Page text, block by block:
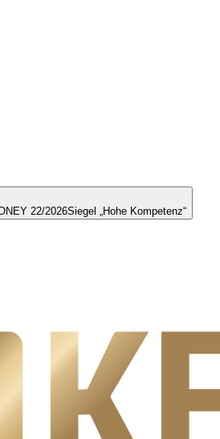
22/2026Siegel „Hohe Kompetenz“